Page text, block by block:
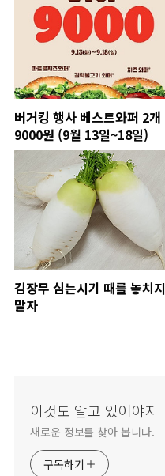
버거킹 행사 베스트와퍼 2개
9000원 (9월 13일~18일)
김장무 심는시기 때를 놓치지
말자
이것도 알고 있어야지
새로운 정보를 찾아 봅니다.
구독하기